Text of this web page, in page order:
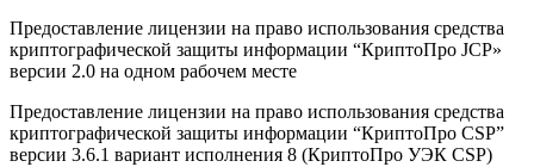
Предоставление лицензии на право использования средства
криптографической защиты информации “КриптоПро JCP»
версии 2.0 на одном рабочем месте
Предоставление лицензии на право использования средства
криптографической защиты информации “КриптоПро CSP”
версии 3.6.1 вариант исполнения 8 (КриптоПро УЭК CSP)